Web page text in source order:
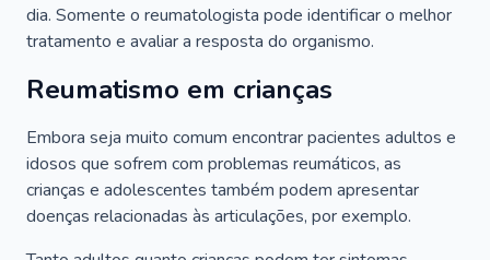
dia. Somente o reumatologista pode identificar o melhor
tratamento e avaliar a resposta do organismo.
Reumatismo em crianças
Embora seja muito comum encontrar pacientes adultos e
idosos que sofrem com problemas reumáticos, as
crianças e adolescentes também podem apresentar
doenças relacionadas às articulações, por exemplo.